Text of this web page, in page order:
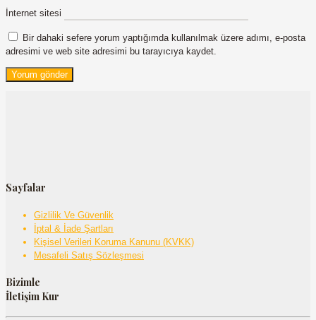
İnternet sitesi
Bir dahaki sefere yorum yaptığımda kullanılmak üzere adımı, e-posta
adresimi ve web site adresimi bu tarayıcıya kaydet.
Sayfalar
Gizlilik Ve Güvenlik
İptal & İade Şartları
Kişisel Verileri Koruma Kanunu (KVKK)
Mesafeli Satış Sözleşmesi
Bizimle
İletişim Kur